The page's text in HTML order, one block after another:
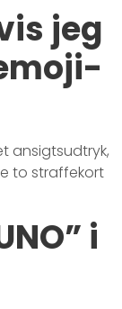
jeg
ansigtsudtryk,
to straffekort
i